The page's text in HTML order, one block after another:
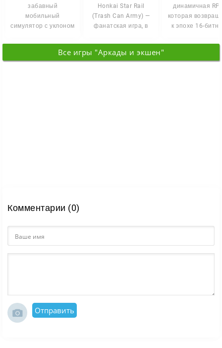
забавный
мобильный
симулятор с уклоном
эксперименты. Твоя
Honkai Star Rail
(Trash Can Army) —
фанатская игра, в
обороны из
динамичная
которая
к эпохе 16-
попадаете на
Все игры "Аркады и экшен"
Комментарии (0)
Отправить